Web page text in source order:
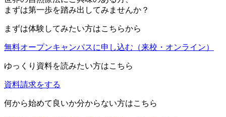
まずは第一歩を踏み出してみませんか？
まずは体験してみたい方はこちらから
無料オープンキャンパスに申し込む （来校・オンライン）
ゆっくり資料を読みたい方はこちら
資料請求をする
何から始めて良いか分からない方はこちら